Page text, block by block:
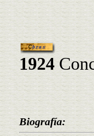
1924
Biografía: